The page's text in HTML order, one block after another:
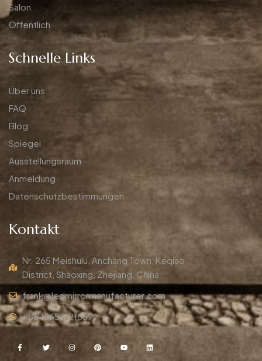
Salon
Öffentlich
Schnelle Links
Über uns
FAQ
Blog
Spiegel
Ausstellungsraum
Anmeldung
Datenschutzbestimmungen
Kontakt
Nr. 265 Meishulu, Anchang Town, Keqiao
District, Shaoxing, Zhejiang, China
frank@ledmirrormanufacturer.com
+86 15658121857